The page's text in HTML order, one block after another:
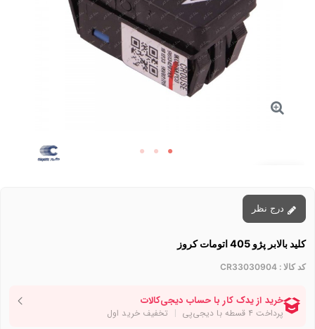
کلید بالابر پژو 405 اتومات کروز
کد کالا : CR33030904